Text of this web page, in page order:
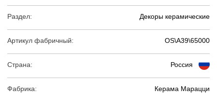
Раздел: Декоры керамические
Артикул фабричный: OS\A39\65000
Страна: Россия
Фабрика: Керама Марацци